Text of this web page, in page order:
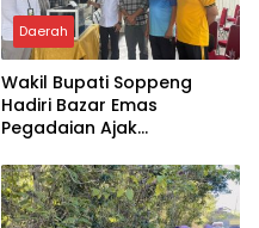
Daerah
Wakil Bupati Soppeng
Hadiri Bazar Emas
Pegadaian Ajak